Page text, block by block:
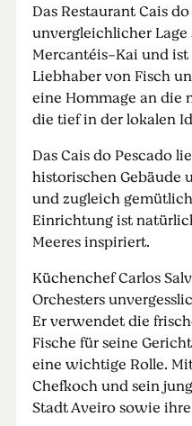
Das Restaurant Cais
unvergleichlicher
Mercantéis-Kai und
Liebhaber von Fisch
eine Hommage an die
die tief in der lokalen
Das Cais do Pescado
historischen Gebäude
und zugleich
Einrichtung ist
Meeres inspiriert.
Küchenchef Carlos
Orchesters
Er verwendet die
Fische für seine
eine wichtige Rolle.
Chefkoch und sein
Stadt Aveiro sowie